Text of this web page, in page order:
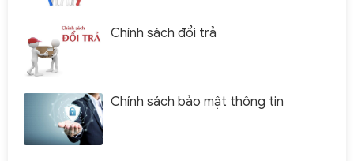
Chính sách đổi trả
Chính sách bảo mật thông tin